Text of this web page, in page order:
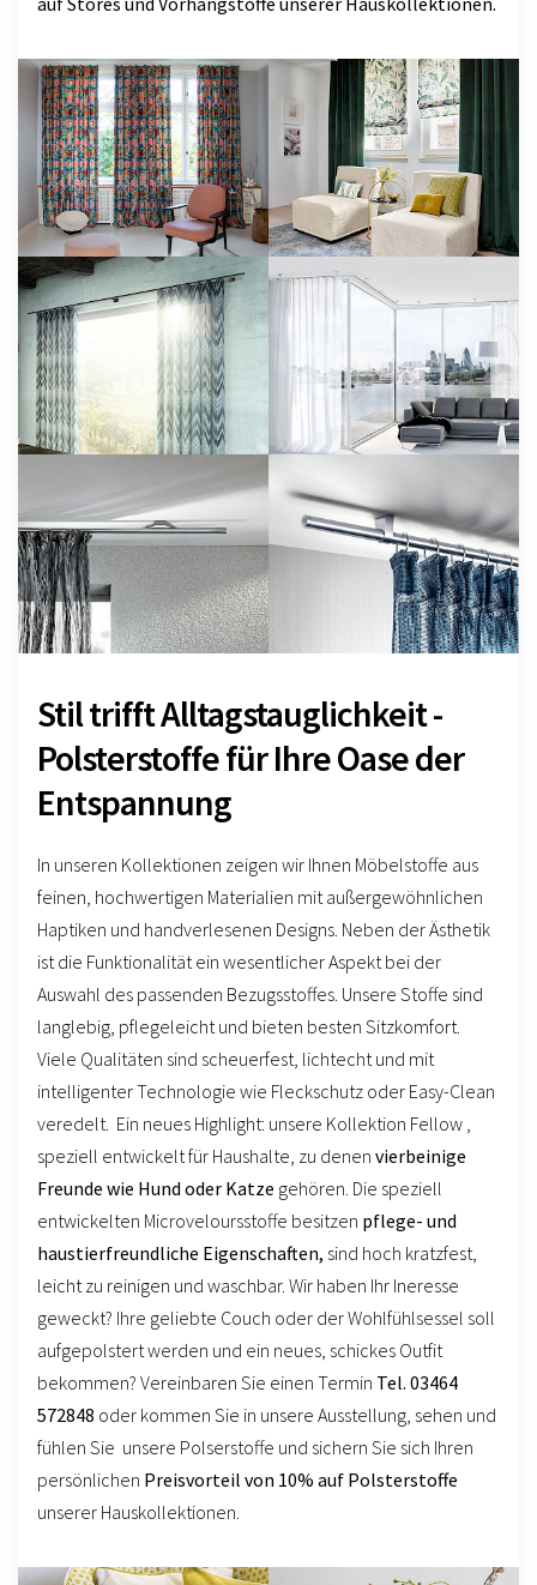
Stil trifft Alltagstauglichkeit -
Polsterstoffe für Ihre Oase der
Entspannung
In unseren Kollektionen zeigen wir Ihnen Möbelstoffe aus
feinen, hochwertigen Materialien mit außergewöhnlichen
Haptiken und handverlesenen Designs. Neben der Ästhetik
ist die Funktionalität ein wesentlicher Aspekt bei der
Auswahl des passenden Bezugsstoffes. Unsere Stoffe sind
langlebig, pflegeleicht und bieten besten Sitzkomfort.
Viele Qualitäten sind scheuerfest, lichtecht und mit
intelligenter Technologie wie Fleckschutz oder Easy-Clean
veredelt. Ein neues Highlight: unsere Kollektion Fellow ,
speziell entwickelt für Haushalte, zu denen vierbeinige
Freunde wie Hund oder Katze gehören. Die speziell
entwickelten Microveloursstoffe besitzen pflege- und
haustierfreundliche Eigenschaften, sind hoch kratzfest,
leicht zu reinigen und waschbar. Wir haben Ihr Ineresse
geweckt? Ihre geliebte Couch oder der Wohlfühlsessel soll
aufgepolstert werden und ein neues, schickes Outfit
bekommen? Vereinbaren Sie einen Termin Tel. 03464
572848 oder kommen Sie in unsere Ausstellung, sehen und
fühlen Sie unsere Polserstoffe und sichern Sie sich Ihren
persönlichen Preisvorteil von 10% auf Polsterstoffe
unserer Hauskollektionen.